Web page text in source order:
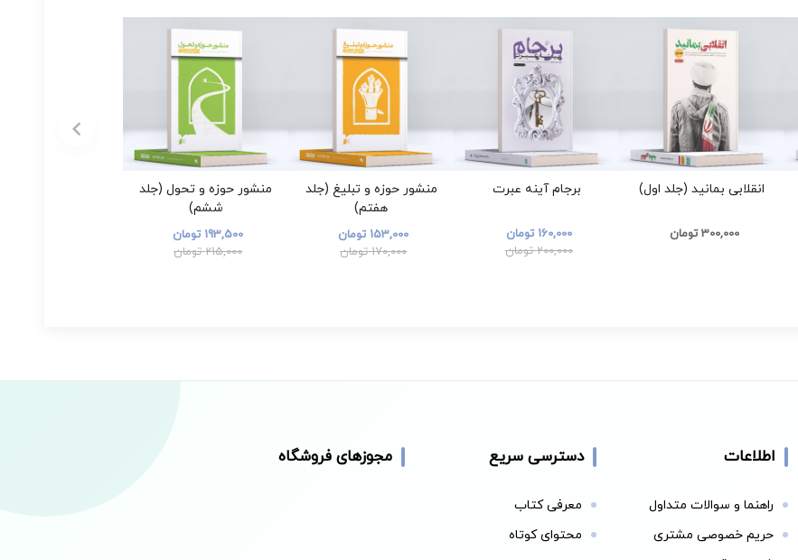
انقلابی بمانید (جلد اول)
300,000 تومان
برجام آینه عبرت
160,000 تومان
200,000 تومان
منشور حوزه و تبلیغ (جلد
هفتم)
153,000 تومان
170,000 تومان
منشور حوزه و تحول (جلد
ششم)
193,500 تومان
215,000 تومان
اطلاعات
راهنما و سوالات متداول
حریم خصوصی مشتری
دسترسی سریع
معرفی کتاب
محتوای کوتاه
مجوزهای فروشگاه